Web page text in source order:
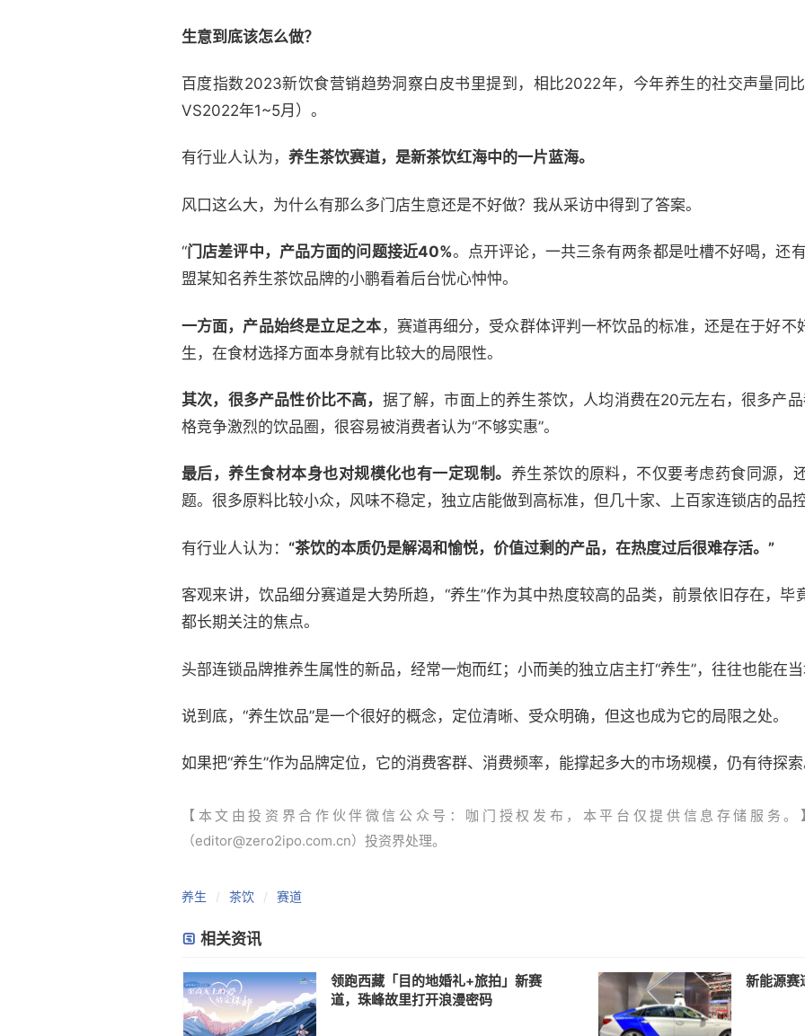
生意到底该怎么做？
百度指数2023新饮食营销趋势洞察白皮书里提到，相比2022年，今年养生的社交声量同
VS2022年1~5月）。
有行业人认为， 养生茶饮赛道，是新茶饮红海中的一片蓝海。
风口这么大，为什么有那么多门店生意还是不好做？我从采访中得到了答案。
“门店差评中，产品方面的问题接近40%。点开评论，一共三条有两条都是吐槽不好喝，还
盟某知名养生茶饮品牌的小鹏看着后台忧心忡忡。
一方面，产品始终是立足之本 ，赛道再细分，受众群体评判一杯饮品的标准，还是在于好不
生，在食材选择方面本身就有比较大的局限性。
其次，很多产品性价比不高， 据了解，市面上的养生茶饮，人均消费在20元左右，很多产
格竞争激烈的饮品圈，很容易被消费者认为“不够实惠”。
最后，养生食材本身也对规模化也有一定现制。 养生茶饮的原料，不仅要考虑药食同源，
题。很多原料比较小众，风味不稳定，独立店能做到高标准，但几十家、上百家连锁店的品
有行业人认为： “茶饮的本质仍是解渴和愉悦，价值过剩的产品，在热度过后很难存活。”
客观来讲，饮品细分赛道是大势所趋，“养生”作为其中热度较高的品类，前景依旧存在，毕
都长期关注的焦点。
头部连锁品牌推养生属性的新品，经常一炮而红；小而美的独立店主打“养生”，往往也能在当
说到底，“养生饮品”是一个很好的概念，定位清晰、受众明确，但这也成为它的局限之处。
如果把“养生”作为品牌定位，它的消费客群、消费频率，能撑起多大的市场规模，仍有待探索
【本文由投资界合作伙伴微信公众号：咖门授权发布，本平台仅提供信息存储服务
（editor@zero2ipo.com.cn）投资界处理。
养生 茶饮 赛道
相关资讯
领跑西藏「目的地婚礼+旅拍」新赛
道，珠峰故里打开浪漫密码
新能源赛